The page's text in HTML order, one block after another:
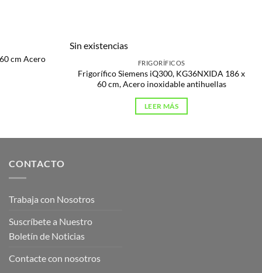
cm Acero
Sin existencias
FRIGORÍFICOS
Frigorífico Siemens iQ300, KG36NXIDA 186 x
60 cm, Acero inoxidable antihuellas
LEER MÁS
CONTACTO
Trabaja con Nosotros
Suscríbete a Nuestro
Boletín de Noticias
Contacte con nosotros